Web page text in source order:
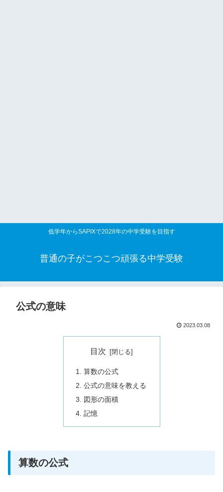
低学年からSAPIXで2028年の中学受験を目指す
普通の子がこつこつ頑張る中学受験
公式の意味
2023.03.08
目次
算数の公式
公式の意味を教える
図形の面積
記憶
算数の公式